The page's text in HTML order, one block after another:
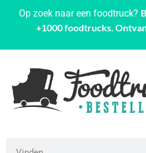
Op zoek naar een foodtruck?
+1000 foodtrucks.